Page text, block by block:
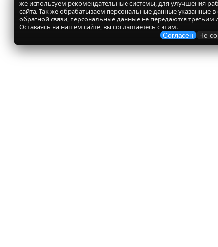
же используем рекомендательные системы, для улучшения
сайта. Так же обрабатываем персональные данные указанные
обратной связи, персональные данные не передаются третьим
Оставаясь на нашем сайте, вы соглашаетесь с этим.
Согласен Не